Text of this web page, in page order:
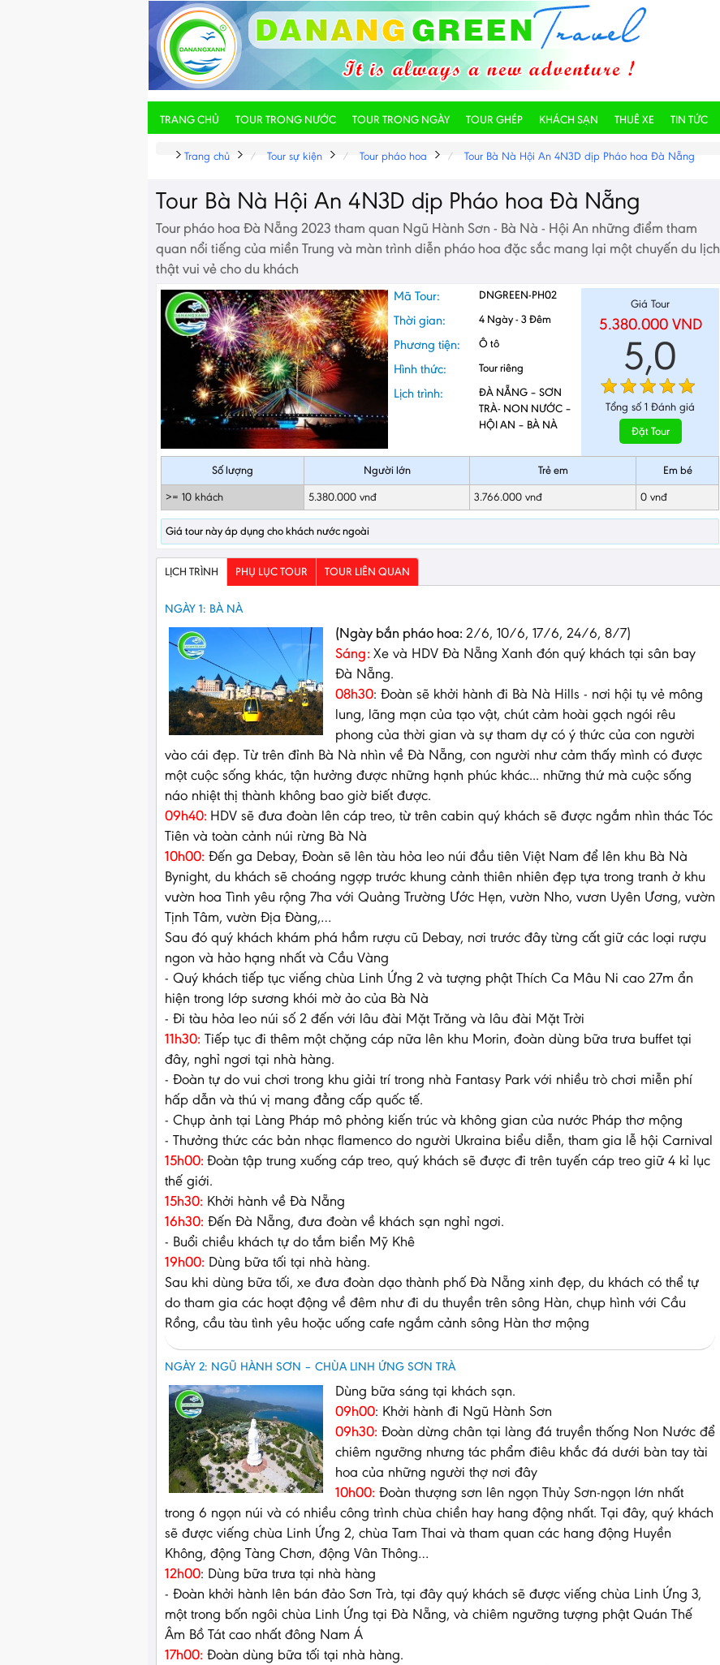
TRANG CHỦ TOUR TRONG NƯỚC TOUR TRONG NGÀY TOUR GHÉP KHÁCH SẠN THUÊ XE TIN TỨC
Trang chủ Tour sự kiện Tour pháo hoa Tour Bà Nà Hội An 4N3D dịp Pháo hoa Đà Nẵng
Tour Bà Nà Hội An 4N3D dịp Pháo hoa Đà Nẵng
Tour pháo hoa Đà Nẵng 2023 tham quan Ngũ Hành Sơn - Bà Nà - Hội An những điểm tham
quan nổi tiếng của miền Trung và màn trình diễn pháo hoa đặc sắc mang lại một chuyến du lịch
thật vui vẻ cho du khách
Mã Tour: DNGREEN-PH02
Thời gian: 4 Ngày - 3 Đêm
Phương tiện: Ô tô
Hình thức: Tour riêng
Lịch trình:
ĐÀ NẴNG – SƠN
TRÀ- NON NƯỚC –
HỘI AN – BÀ NÀ
Giá Tour
5.380.000 VND
5,0
Tổng số 1 Đánh giá
Đặt Tour
Số lượng Người lớn Trẻ em
Em bé
>= 10 khách
5.380.000 vnđ 3.766.000 vnđ 0 vnđ
Giá tour này áp dụng cho khách nước ngoài
LỊCH TRÌNH PHỤ LỤC TOUR TOUR LIÊN QUAN
NGÀY 1: BÀ NÀ
(Ngày bắn pháo hoa: 2/6, 10/6, 17/6, 24/6, 8/7)
Sáng: Xe và HDV Đà Nẵng Xanh đón quý khách tại sân bay
Đà Nẵng.
08h30: Đoàn sẽ khởi hành đi Bà Nà Hills - nơi hội tụ vẻ mông
lung, lãng mạn của tạo vật, chút cảm hoài gạch ngói rêu
phong của thời gian và sự tham dự có ý thức của con người
vào cái đẹp. Từ trên đỉnh Bà Nà nhìn về Đà Nẵng, con người như cảm thấy mình có được
một cuộc sống khác, tận hưởng được những hạnh phúc khác... những thứ mà cuộc sống
náo nhiệt thị thành không bao giờ biết được.
09h40: HDV sẽ đưa đoàn lên cáp treo, từ trên cabin quý khách sẽ được ngắm nhìn thác Tóc
Tiên và toàn cảnh núi rừng Bà Nà
10h00: Đến ga Debay, Đoàn sẽ lên tàu hỏa leo núi đầu tiên Việt Nam để lên khu Bà Nà
Bynight, du khách sẽ choáng ngợp trước khung cảnh thiên nhiên đẹp tựa trong tranh ở khu
vườn hoa Tình yêu rộng 7ha với Quảng Trường Ước Hẹn, vườn Nho, vươn Uyên Ương, vườn
Tịnh Tâm, vườn Địa Đàng,…
Sau đó quý khách khám phá hầm rượu cũ Debay, nơi trước đây từng cất giữ các loại rượu
ngon và hảo hạng nhất và Cầu Vàng
- Quý khách tiếp tục viếng chùa Linh Ứng 2 và tượng phật Thích Ca Mâu Ni cao 27m ẩn
hiện trong lớp sương khói mờ ảo của Bà Nà
- Đi tàu hỏa leo núi số 2 đến với lâu đài Mặt Trăng và lâu đài Mặt Trời
11h30: Tiếp tục đi thêm một chặng cáp nữa lên khu Morin, đoàn dùng bữa trưa buffet tại
đây, nghỉ ngơi tại nhà hàng.
- Đoàn tự do vui chơi trong khu giải trí trong nhà Fantasy Park với nhiều trò chơi miễn phí
hấp dẫn và thú vị mang đẳng cấp quốc tế.
- Chụp ảnh tại Làng Pháp mô phỏng kiến trúc và không gian của nước Pháp thơ mộng
- Thưởng thức các bản nhạc flamenco do người Ukraina biểu diễn, tham gia lễ hội Carnival
15h00: Đoàn tập trung xuống cáp treo, quý khách sẽ được đi trên tuyến cáp treo giữ 4 kỉ lục
thế giới.
15h30: Khởi hành về Đà Nẵng
16h30: Đến Đà Nẵng, đưa đoàn về khách sạn nghỉ ngơi.
- Buổi chiều khách tự do tắm biển Mỹ Khê
19h00: Dùng bữa tối tại nhà hàng.
Sau khi dùng bữa tối, xe đưa đoàn dạo thành phố Đà Nẵng xinh đẹp, du khách có thể tự
do tham gia các hoạt động về đêm như đi du thuyền trên sông Hàn, chụp hình với Cầu
Rồng, cầu tàu tình yêu hoặc uống cafe ngắm cảnh sông Hàn thơ mộng
NGÀY 2: NGŨ HÀNH SƠN – CHÙA LINH ỨNG SƠN TRÀ
Dùng bữa sáng tại khách sạn.
09h00: Khởi hành đi Ngũ Hành Sơn
09h30: Đoàn dừng chân tại làng đá truyền thống Non Nước để
chiêm ngưỡng nhưng tác phẩm điêu khắc đá dưới bàn tay tài
hoa của những người thợ nơi đây
10h00: Đoàn thượng sơn lên ngọn Thủy Sơn-ngọn lớn nhất
trong 6 ngọn núi và có nhiều công trình chùa chiền hay hang động nhất. Tại đây, quý khách
sẽ được viếng chùa Linh Ứng 2, chùa Tam Thai và tham quan các hang động Huyền
Không, động Tàng Chơn, động Vân Thông…
12h00: Dùng bữa trưa tại nhà hàng
- Đoàn khởi hành lên bán đảo Sơn Trà, tại đây quý khách sẽ được viếng chùa Linh Ứng 3,
một trong bốn ngôi chùa Linh Ứng tại Đà Nẵng, và chiêm ngưỡng tượng phật Quán Thế
Âm Bồ Tát cao nhất đông Nam Á
17h00: Đoàn dùng bữa tối tại nhà hàng.